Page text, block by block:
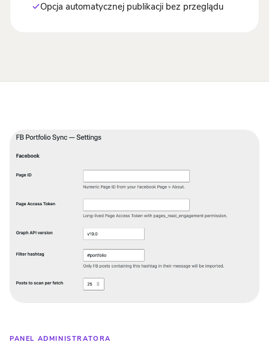
Opcja automatycznej publikacji bez przeglądu
PANEL ADMINISTRATORA